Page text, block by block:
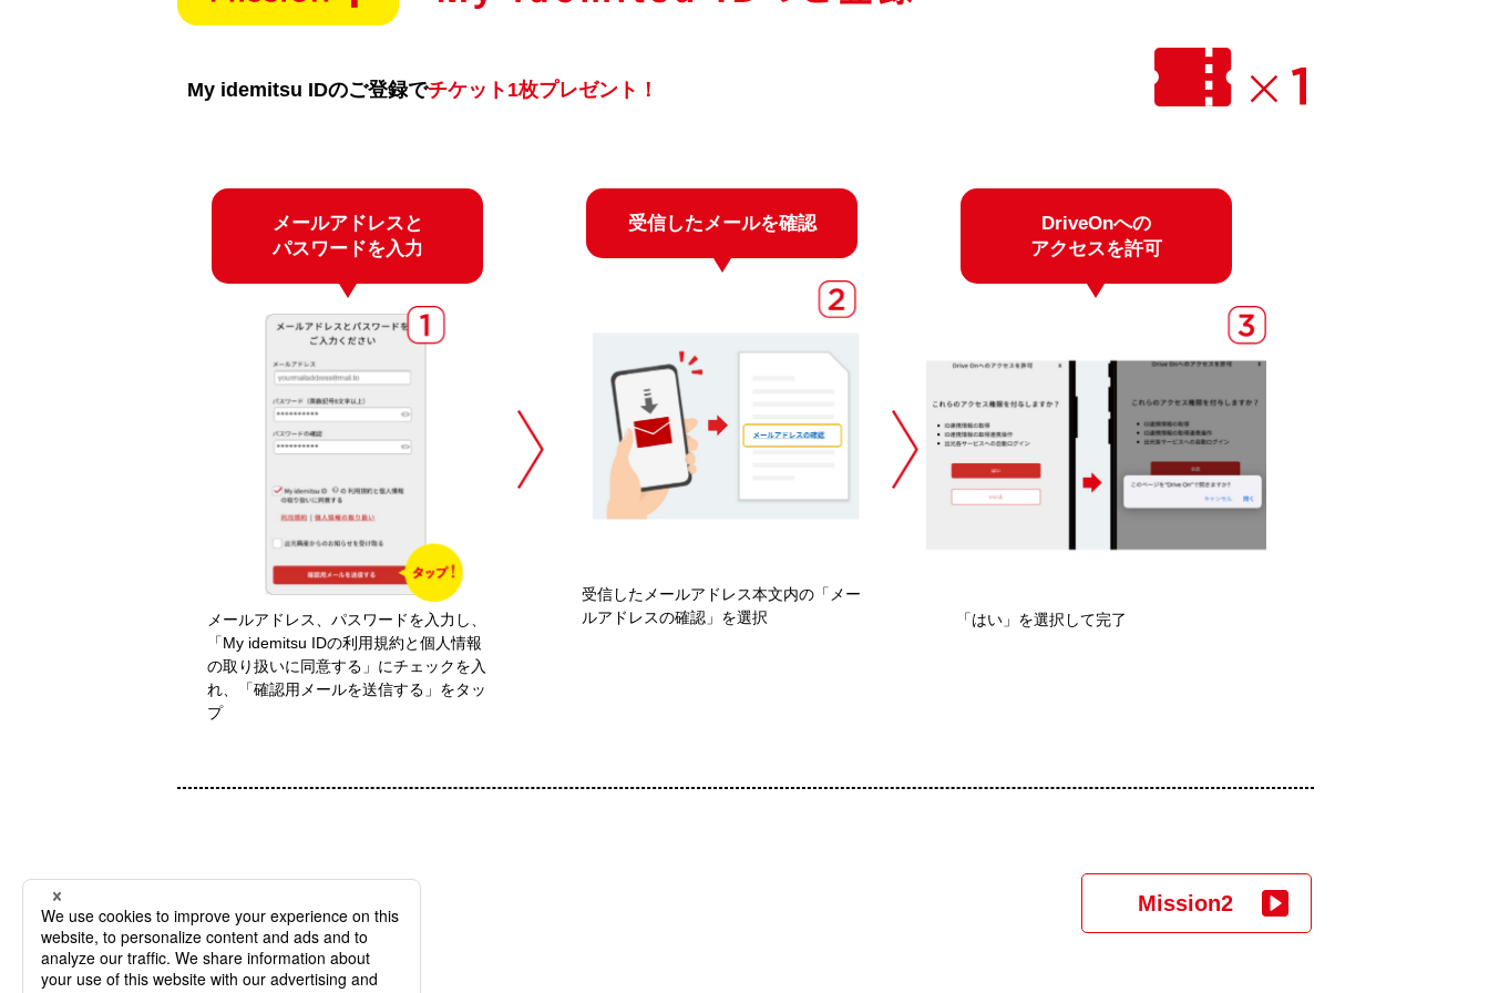
My idemitsu IDのご登録でチケット1枚プレゼント！
メールアドレスと
パスワードを入力
メールアドレス、パスワードを入力し、
「My idemitsu IDの利用規約と個人情報
の取り扱いに同意する」にチェックを入
れ、「確認用メールを送信する」をタッ
プ
受信したメールを確認
受信したメールアドレス本文内の「メー
ルアドレスの確認」を選択
DriveOnへの
アクセスを許可
「はい」を選択して完了
Mission2